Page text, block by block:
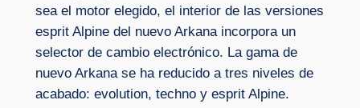
sea el motor elegido, el interior de las versiones
esprit Alpine del nuevo Arkana incorpora un
selector de cambio electrónico. La gama de
nuevo Arkana se ha reducido a tres niveles de
acabado: evolution, techno y esprit Alpine.